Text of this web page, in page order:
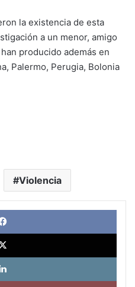
la existencia de esta
a un menor, amigo
producido además en
Palermo, Perugia, Bolonia
Violencia
X